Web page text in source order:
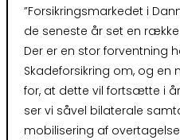
”Forsikringsmarkedet i
de seneste år set en
Der er en stor forventning
Skadeforsikring om, og en
for, at dette vil fortsætte i
ser vi såvel bilaterale
mobilisering af